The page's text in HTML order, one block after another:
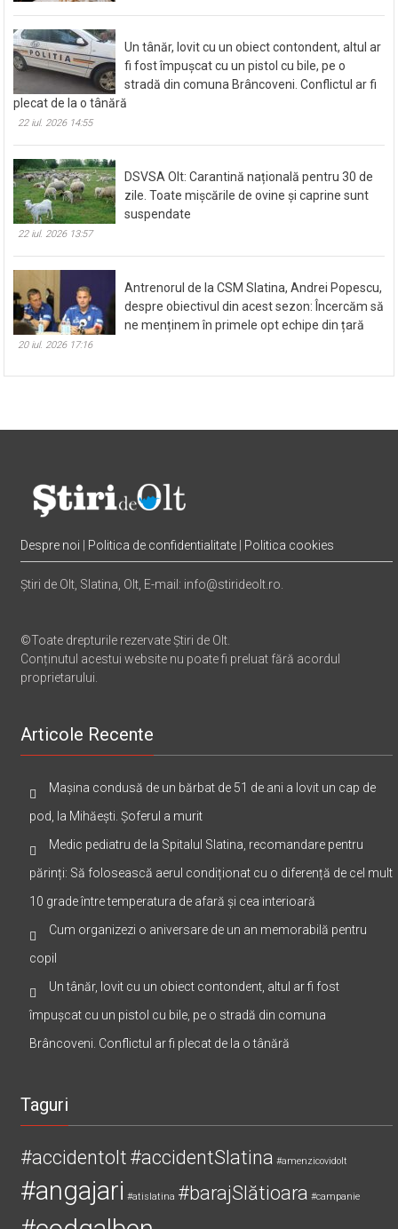
Un tânăr, lovit cu un obiect contondent, altul ar
fi fost împușcat cu un pistol cu bile, pe o
stradă din comuna Brâncoveni. Conflictul ar fi
plecat de la o tânără
22 iul. 2026 14:55
DSVSA Olt: Carantină națională pentru 30 de
zile. Toate mișcările de ovine și caprine sunt
suspendate
22 iul. 2026 13:57
Antrenorul de la CSM Slatina, Andrei Popescu,
despre obiectivul din acest sezon: Încercăm să
ne menținem în primele opt echipe din țară
20 iul. 2026 17:16
Despre noi Politica de confidentialitate Politica cookies
Știri de Olt, Slatina, Olt, E-mail: info@stirideolt.ro.
©Toate drepturile rezervate Știri de Olt.
Conținutul acestui website nu poate fi preluat fără acordul
proprietarului.
Articole Recente
Mașina condusă de un bărbat de 51 de ani a lovit un cap de
pod, la Mihăești. Șoferul a murit
Medic pediatru de la Spitalul Slatina, recomandare pentru
părinți: Să folosească aerul condiționat cu o diferență de cel mult
10 grade între temperatura de afară și cea interioară
Cum organizezi o aniversare de un an memorabilă pentru
copil
Un tânăr, lovit cu un obiect contondent, altul ar fi fost
împușcat cu un pistol cu bile, pe o stradă din comuna
Brâncoveni. Conflictul ar fi plecat de la o tânără
Taguri
#accidentolt #accidentSlatina #amenzicovidolt
#angajari #atislatina #barajSlătioara #campanie